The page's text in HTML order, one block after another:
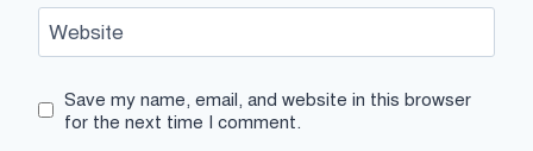
Website
Save my name, email, and website in this browser
for the next time I comment.